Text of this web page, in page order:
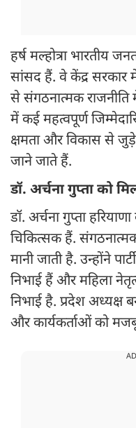
हर्ष मल्होत्रा भारतीय
सांसद हैं. वे केंद्र सरकार
से संगठनात्मक राजनीति
में कई महत्वपूर्ण
क्षमता और विकास से जुड़े
जाने जाते हैं.
डॉ. अर्चना गुप्ता को
डॉ. अर्चना गुप्ता
चिकित्सक हैं.
मानी जाती है. उन्होंने
निभाई हैं और महिला
निभाई है. प्रदेश अध्यक्ष
और कार्यकर्ताओं को